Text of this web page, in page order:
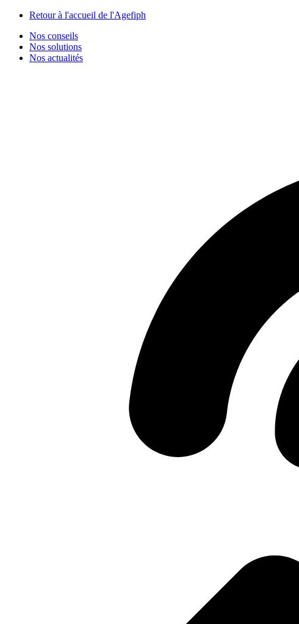
Retour à l'accueil de l'Agefiph
Nos conseils
Nos solutions
Nos actualités